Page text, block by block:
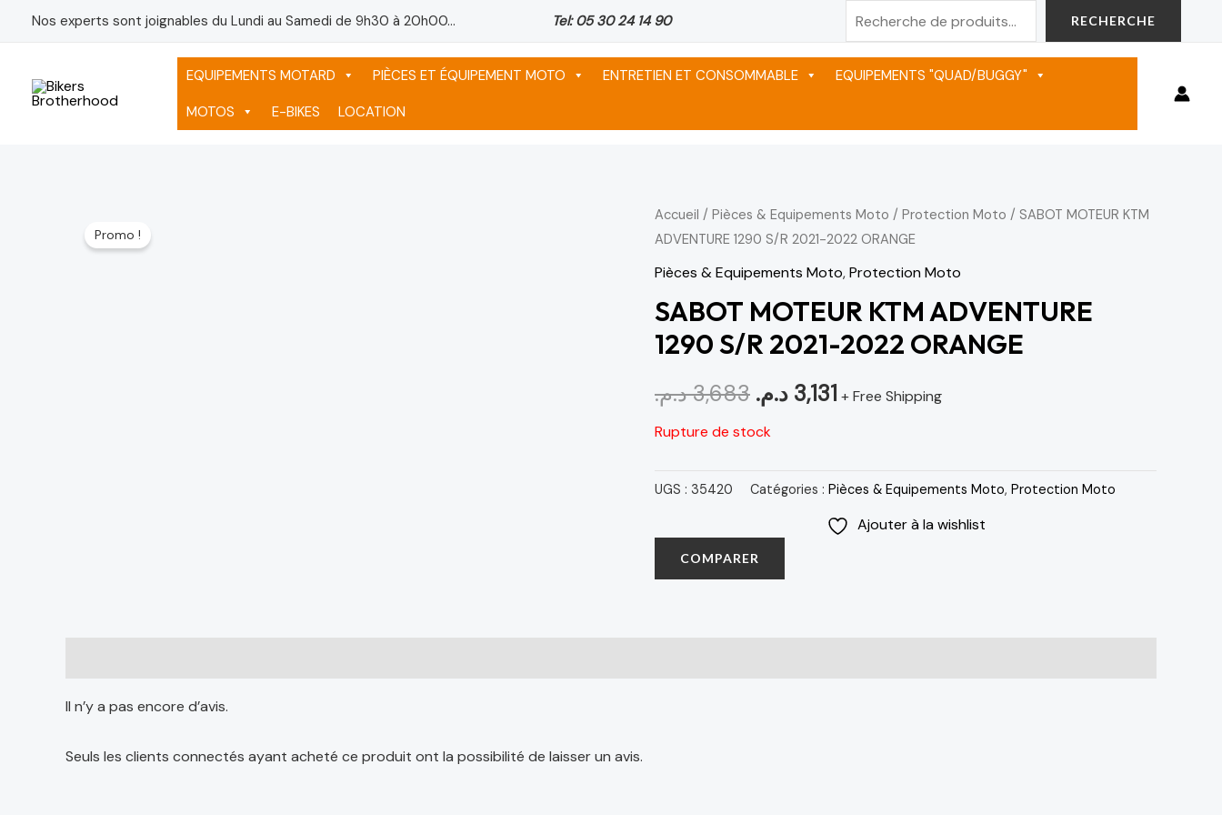
Nos experts sont joignables du Lundi au Samedi de 9h30 à 20h00... Tel: 05 30 24 14 90 Rechercher RECHERCHE
EQUIPEMENTS MOTARD PIÈCES ET ÉQUIPEMENT MOTO ENTRETIEN ET CONSOMMABLE
EQUIPEMENTS "QUAD/BUGGY"
MOTOS
E-BIKES LOCATION
Promo !
Accueil / Pièces & Equipements Moto / Protection Moto / SABOT MOTEUR KTM
ADVENTURE 1290 S/R 2021-2022 ORANGE
Pièces & Equipements Moto,Protection Moto
SABOT MOTEUR KTM ADVENTURE
1290 S/R 2021-2022 ORANGE
3,683د.م.
Le
initial
était :
3,131 د.م.
Le
prix
actuel
est :
+ Free Shipping
Rupture de stock
UGS : 35420 Catégories : Pièces & Equipements Moto, Protection Moto
Ajouter à la wishlist
COMPARER
Il n’y a pas encore d’avis.
Seuls les clients connectés ayant acheté ce produit ont la possibilité de laisser un avis.